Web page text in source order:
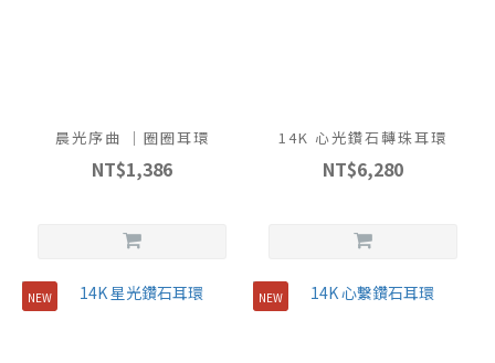
晨光序曲 ｜圈圈耳環
NT$1,386
14K 心光鑽石轉珠耳環
NT$6,280
NEW NEW